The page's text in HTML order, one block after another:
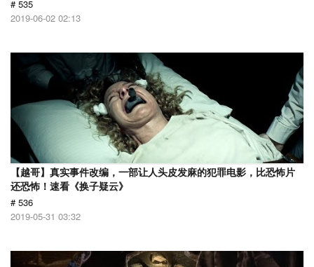
# 535
2019-06-02 02:13
【越哥】真实事件改编，一部让人头皮发麻的犯罪电影，比恐怖片
还恐怖！速看《换子疑云》
# 536
2019-05-31 03:32